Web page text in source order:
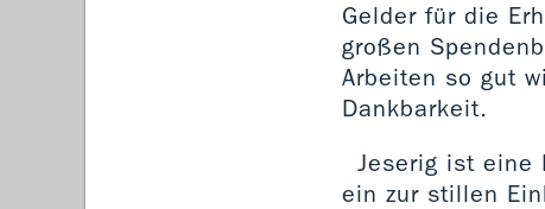
Gelder für die
großen
Arbeiten so gut
Dankbarkeit.
Jeserig ist eine
ein zur stillen